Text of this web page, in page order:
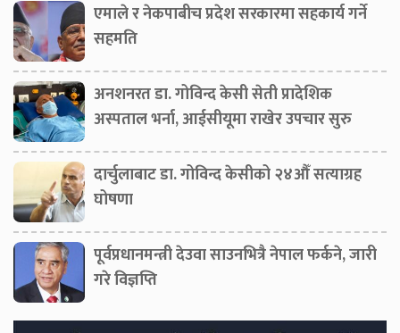
एमाले र नेकपाबीच प्रदेश सरकारमा सहकार्य गर्ने
सहमति
अनशनरत डा. गोविन्द केसी सेती प्रादेशिक
अस्पताल भर्ना, आईसीयूमा राखेर उपचार सुरु
दार्चुलाबाट डा. गोविन्द केसीको २४औँ सत्याग्रह
घोषणा
पूर्वप्रधानमन्त्री देउवा साउनभित्रै नेपाल फर्कने, जारी
गरे विज्ञप्ति